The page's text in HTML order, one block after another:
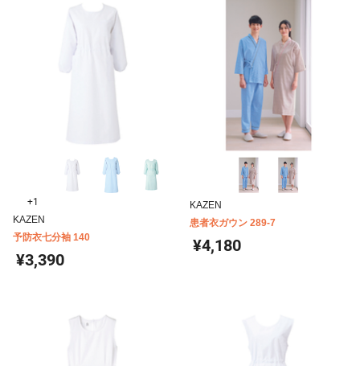
+1
KAZEN
予防衣七分袖 140
¥3,390
KAZEN
患者衣ガウン 289-7
¥4,180